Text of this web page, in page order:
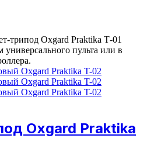
трипод Oxgard Praktika Т-01
универсального пульта или в
Oxgard Praktika